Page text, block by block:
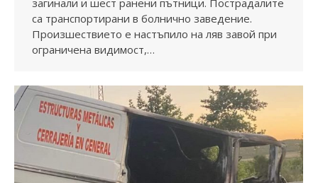
са транспортирани в болнично заведение.
Произшествието е настъпило на ляв завой при
ограничена видимост,…